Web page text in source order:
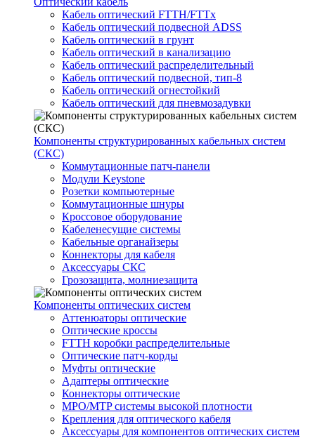
Кабель оптический FTTH/FTTx
Кабель оптический подвесной ADSS
Кабель оптический в грунт
Кабель оптический в канализацию
Кабель оптический распределительный
Кабель оптический подвесной, тип-8
Кабель оптический огнестойкий
Кабель оптический для пневмозадувки
Компоненты структурированных кабельных систем
(СКС)
Коммутационные патч-панели
Модули Keystone
Розетки компьютерные
Коммутационные шнуры
Кроссовое оборудование
Кабеленесущие системы
Кабельные органайзеры
Коннекторы для кабеля
Аксессуары СКС
Грозозащита, молниезащита
Компоненты оптических систем
Аттенюаторы оптические
Оптические кроссы
FTTH коробки распределительные
Оптические патч-корды
Муфты оптические
Адаптеры оптические
Коннекторы оптические
MPO/MTP системы высокой плотности
Крепления для оптического кабеля
Аксессуары для компонентов оптических систем